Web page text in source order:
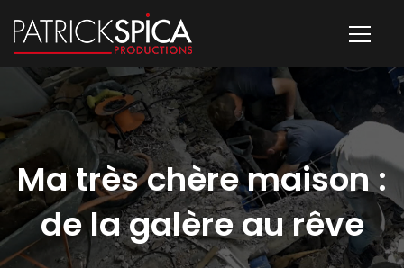
Ma très chère maison :
de la galère au rêve